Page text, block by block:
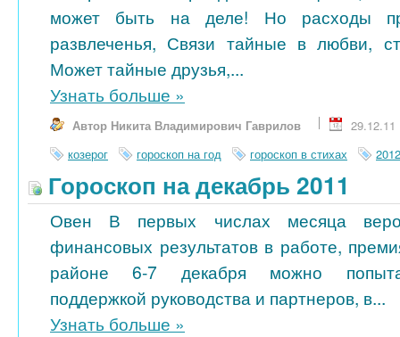
может быть на деле! Но расходы
развлеченья, Связи тайные в любви,
Может тайные друзья,...
Узнать больше »
Автор Никита Владимирович Гаврилов
29.12.11
козерог
гороскоп на год гороскоп в стихах 2012
Гороскоп на декабрь 2011
Овен В первых числах месяца
финансовых результатов в работе,
районе 6-7 декабря можно
поддержкой руководства и партнеров, в...
Узнать больше »